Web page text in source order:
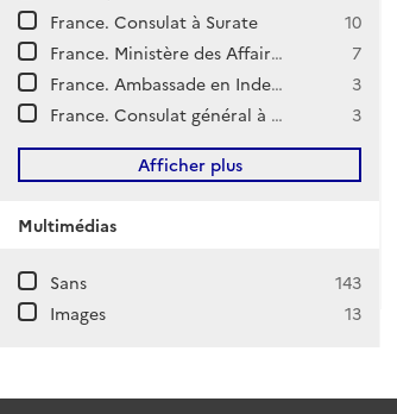
France. Consulat à Surate
10
France. Ministère des Affaires étrangères. Direction générale des Affaires politiques et de Sécurité. Direction d'Asie et d'Océanie.
7
France. Ambassade en Inde (New Delhi)
3
France. Consulat général à Pondichéry (Inde)
3
Afficher plus
Multimédias
Sans
143
Images
13